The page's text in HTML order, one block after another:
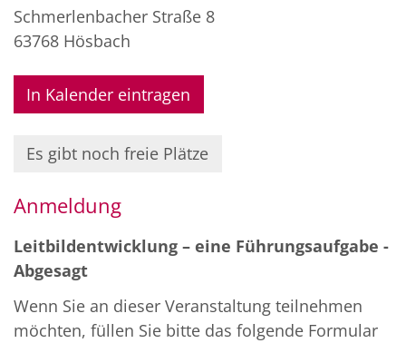
Schmerlenbacher Straße 8
63768 Hösbach
In Kalender eintragen
Es gibt noch freie Plätze
Anmeldung
Leitbildentwicklung – eine Führungsaufgabe -
Abgesagt
Wenn Sie an dieser Veranstaltung teilnehmen
möchten, füllen Sie bitte das folgende Formular